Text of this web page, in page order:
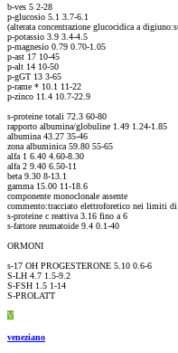
b-ves 5 2-28
p-glucosio 5.1 3.7-6.1
(alterata concentrazione glucocidica a
p-potassio 3.9 3.4-4.5
p-magnesio 0.79 0.70-1.05
p-ast 17 10-45
p-alt 14 10-50
p-gGT 13 3-65
p-rame * 10.1 11-22
p-zinco 11.4 10.7-22.9
s-proteine totali 72.3 60-80
rapporto albumina/globuline 1.49 1.24-1.85
albumina 43.27 35-46
zona albuminica 59.80 55-65
alfa 1 6.40 4.60-8.30
alfa 2 9.40 6.50-11
beta 9.30 8-13.1
gamma 15.00 11-18.6
componente monoclonale assente
commento:tracciato elettroforetico nei limiti
s-proteine c reattiva 3.16 fino a 6
s-fattore reumatoide 9.4 0.1-40
ORMONI
s-17 OH PROGESTERONE 5.10 0.6-6
S-LH 4.7 1.5-9.2
S-FSH 1.5 1-14
S-PROLATT
V
veneziano